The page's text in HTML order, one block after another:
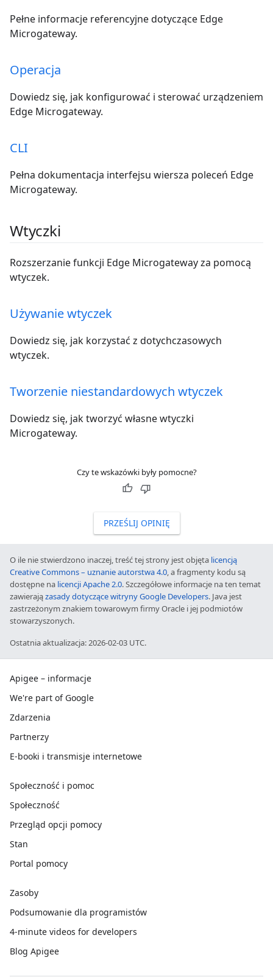
Pełne informacje referencyjne dotyczące Edge
Microgateway.
Operacja
Dowiedz się, jak konfigurować i sterować urządzeniem
Edge Microgateway.
CLI
Pełna dokumentacja interfejsu wiersza poleceń Edge
Microgateway.
Wtyczki
Rozszerzanie funkcji Edge Microgateway za pomocą
wtyczek.
Używanie wtyczek
Dowiedz się, jak korzystać z dotychczasowych
wtyczek.
Tworzenie niestandardowych wtyczek
Dowiedz się, jak tworzyć własne wtyczki
Microgateway.
Czy te wskazówki były pomocne?
PRZEŚLIJ OPINIĘ
O ile nie stwierdzono inaczej, treść tej strony jest objęta licencją
Creative Commons – uznanie autorstwa 4.0 , a fragmenty kodu są
dostępne na licencji Apache 2.0. Szczegółowe informacje na ten temat
zawierajązasady dotyczące witryny Google Developers. Java jest
zastrzeżonym znakiem towarowym firmy Oracle i jej podmiotów
stowarzyszonych.
Ostatnia aktualizacja: 2026-02-03 UTC.
Apigee – informacje
We're part of Google
Zdarzenia
Partnerzy
E-booki i transmisje internetowe
Społeczność i pomoc
Społeczność
Przegląd opcji pomocy
Stan
Portal pomocy
Zasoby
Podsumowanie dla programistów
4-minute videos for developers
Blog Apigee